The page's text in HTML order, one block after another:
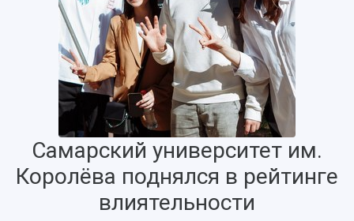
Об университете
Новости
Главные новости
Образование
Почему я выбираю Самарский университет?
Научно-исследовательская деятельность
Основные научные направления
Самарский университет им.
Королёва поднялся в рейтинге
влиятельности